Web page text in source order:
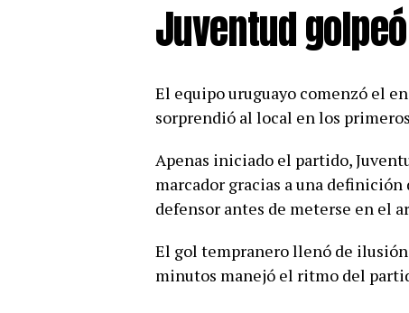
Juventud
El equipo uruguayo comenzó el
sorprendió al local en los
Apenas iniciado el partido,
marcador gracias a una
defensor antes de meterse en el
El gol tempranero llenó de
minutos manejó el ritmo del